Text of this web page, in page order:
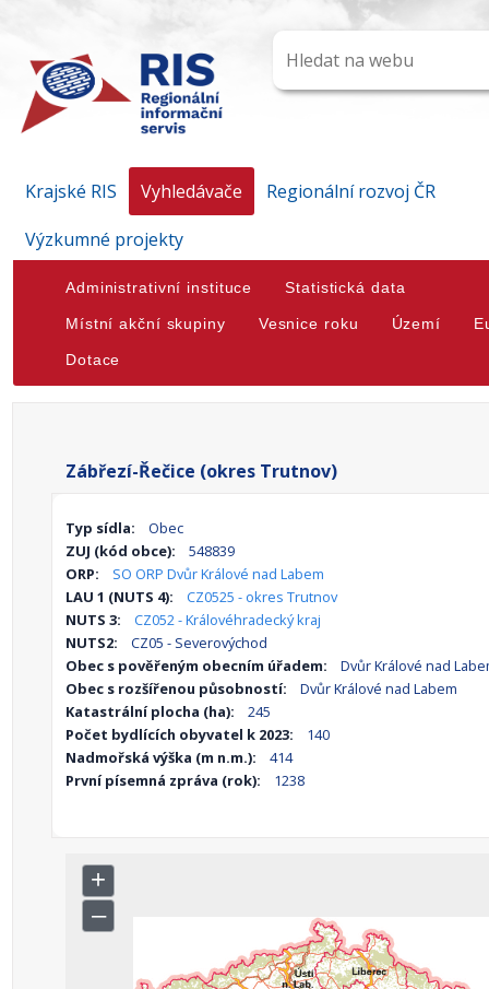
Krajské RIS Vyhledávače
Regionální rozvoj ČR
Výzkumné projekty
Administrativní instituce Statistická data
Místní akční skupiny Vesnice roku Území
Dotace
Zábřezí-Řečice (okres Trutnov)
Typ sídla:
Obec
ZUJ (kód obce):
548839
ORP:
SO ORP Dvůr Králové nad Labem
LAU 1 (NUTS 4):
CZ0525 - okres Trutnov
NUTS 3:
CZ052 - Královéhradecký kraj
NUTS2:
CZ05 - Severovýchod
Obec s pověřeným obecním úřadem:
Dvůr Králové nad
Obec s rozšířenou působností:
Dvůr Králové nad Labem
Katastrální plocha (ha):
245
Počet bydlících obyvatel k 2023:
140
Nadmořská výška (m n.m.):
414
První písemná zpráva (rok):
1238